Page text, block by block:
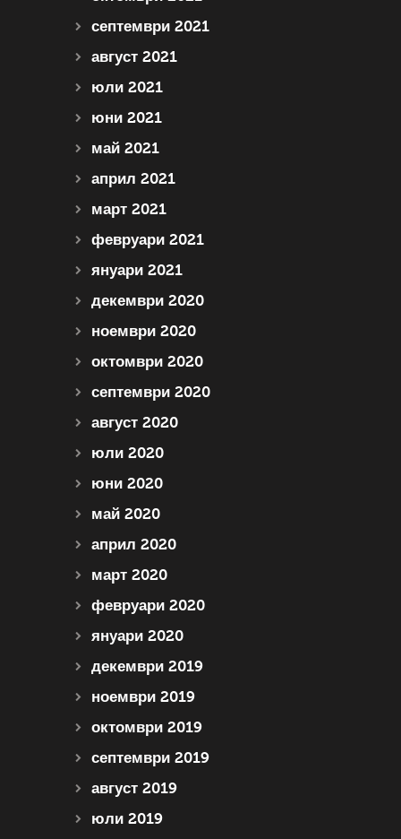
септември 2021
август 2021
юли 2021
юни 2021
май 2021
април 2021
март 2021
февруари 2021
януари 2021
декември 2020
ноември 2020
октомври 2020
септември 2020
август 2020
юли 2020
юни 2020
май 2020
април 2020
март 2020
февруари 2020
януари 2020
декември 2019
ноември 2019
октомври 2019
септември 2019
август 2019
юли 2019